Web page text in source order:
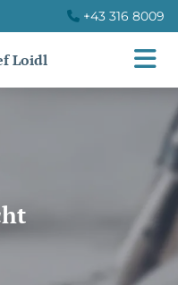
 +43 316 8009
Loidl